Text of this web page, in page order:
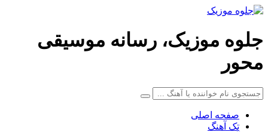
جلوه موزیک، رسانه موسیقی
محور
صفحه اصلی
تک آهنگ